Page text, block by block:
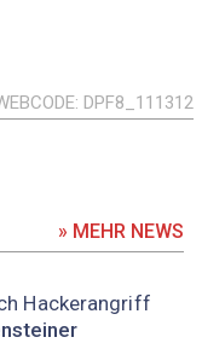
DPF8_111312
» MEHR NEWS
Hackerangriff